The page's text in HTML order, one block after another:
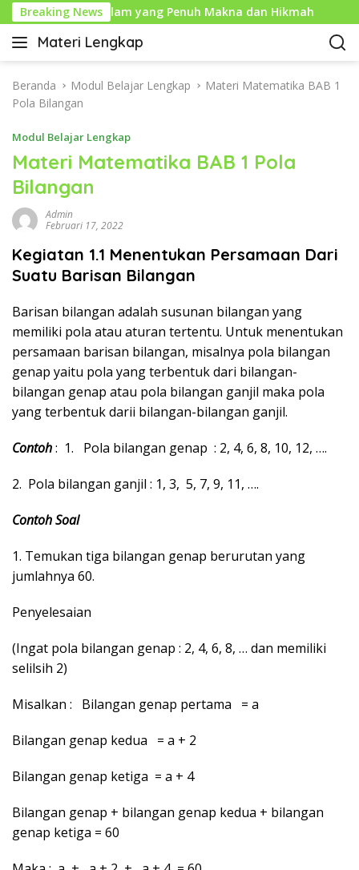
a
Breaking News
Tahun Baru Islam yang Penuh Makna dan Hikmah
Materi Lengkap
I
f
o
e
n
d
i
i
a
n
e
n
g
k
p
Beranda Modul Belajar Lengkap
Materi Matematika BAB 1
Pola Bilangan
Modul Belajar Lengkap
Materi Matematika BAB 1 Pola
Bilangan
Admin
Februari 17, 2022
Kegiatan 1.1 Menentukan Persamaan Dari
Suatu Barisan Bilangan
Barisan bilangan adalah susunan bilangan yang
memiliki pola atau aturan tertentu. Untuk menentukan
persamaan barisan bilangan, misalnya pola bilangan
genap yaitu pola yang terbentuk dari bilangan-
bilangan genap atau pola bilangan ganjil maka pola
yang terbentuk darii bilangan-bilangan ganjil.
Contoh: 1. Pola bilangan genap : 2, 4, 6, 8, 10, 12, ….
2. Pola bilangan ganjil : 1, 3, 5, 7, 9, 11, ….
Contoh Soal
1. Temukan tiga bilangan genap berurutan yang
jumlahnya 60.
Penyelesaian
(Ingat pola bilangan genap : 2, 4, 6, 8, … dan memiliki
selilsih 2)
Misalkan : Bilangan genap pertama = a
Bilangan genap kedua = a + 2
Bilangan genap ketiga = a + 4
Bilangan genap + bilangan genap kedua + bilangan
genap ketiga = 60